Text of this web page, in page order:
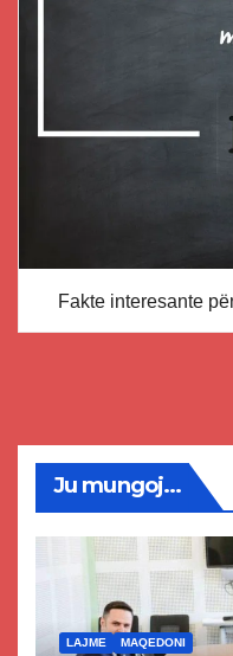
Fakte interesante
Ju mungoj...
LAJME MAQEDONI